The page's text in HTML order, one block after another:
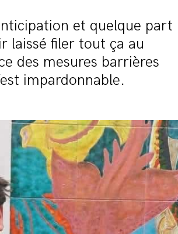
et quelque part
laissé filer tout ça au
des mesures barrières
impardonnable.